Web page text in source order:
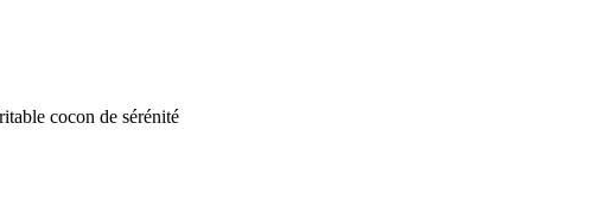
cocon de sérénité